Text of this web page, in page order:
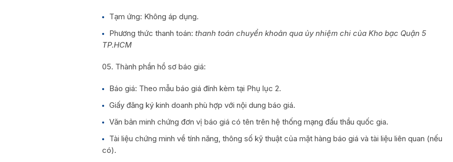
Tạm ứng: Không áp dụng.
Phương thức thanh toán: thanh toán chuyển khoản qua ủy nhiệm chi của Kho bạc Quận 5
TP.HCM
Thành phần hồ sơ báo giá:
Báo giá: Theo mẫu báo giá đính kèm tại Phụ lục 2.
Giấy đăng ký kinh doanh phù hợp với nội dung báo giá.
Văn bản minh chứng đơn vị báo giá có tên trên hệ thống mạng đấu thầu quốc gia.
Tài liệu chứng minh về tính năng, thông số kỹ thuật của mặt hàng báo giá và tài liệu liên quan (nếu
có).